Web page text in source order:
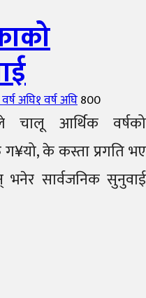
अघि१ वर्ष अघि800
चालू आर्थिक वर्षको
के कस्ता प्रगति भए
सार्वजनिक सुनुवाई